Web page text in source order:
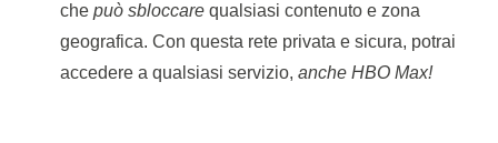
chepuò sbloccarequalsiasi contenuto e zona
geografica. Con questa rete privata e sicura, potrai
accedere a qualsiasi servizio, anche HBO Max!